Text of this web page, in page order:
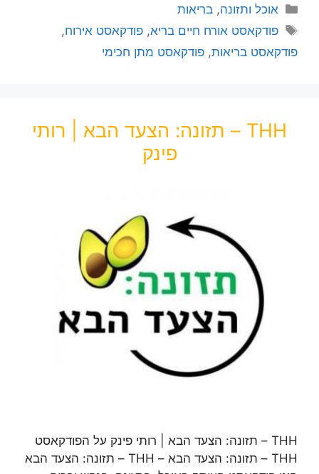
אוכל ותזונה,בריאות
פודקאסט אורח חיים בריא,פודקאסט אירוח,
פודקאסט בריאות, פודקאסט מתן חכימי
THH – תזונה: הצעד הבא | רותי
פינק
THH – תזונה: הצעד הבא | רותי פינק על הפודקאסט
THH – תזונה: הצעד הבא – THH – תזונה: הצעד הבא